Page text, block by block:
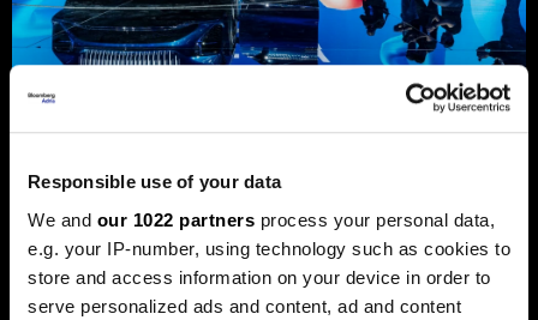
Responsible use of your data
We and our 1022 partners process your personal data,
e.g. your IP-number, using technology such as cookies to
store and access information on your device in order to
serve personalized ads and content, ad and content
Preokret u autoindustriji: Geely
preuzima inicijativu od BYD-a
Geely se u vremenima neizvjesnosti oslanja na globalnu
prodajnu mrežu i za kineski brend netipičnu raznolikost
pogonskih sklopova, budući da proizvodi i modele s
motorima s unutarnjim izgaranjem.